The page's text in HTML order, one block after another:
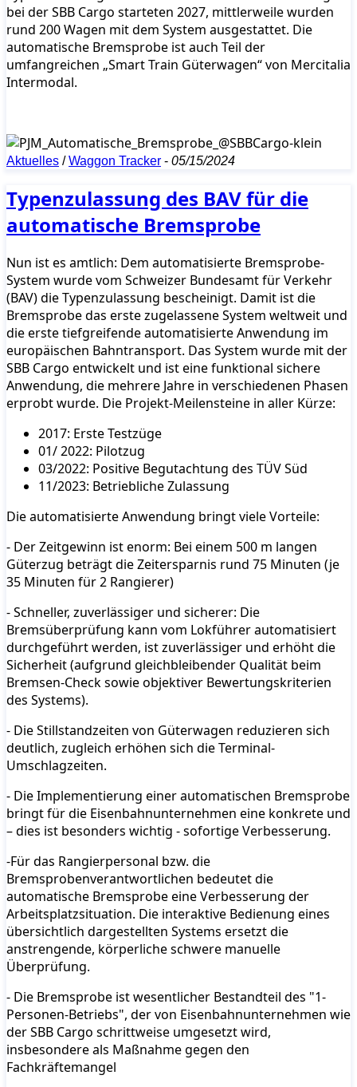
bei der SBB Cargo starteten 2027, mittlerweile wurden
rund 200 Wagen mit dem System ausgestattet. Die
automatische Bremsprobe ist auch Teil der
umfangreichen „Smart Train Güterwagen“ von Mercitalia
Intermodal.
Aktuelles /Waggon Tracker - 05/15/2024
Typenzulassung des BAV für die
automatische Bremsprobe
Nun ist es amtlich: Dem automatisierte Bremsprobe-
System wurde vom Schweizer Bundesamt für Verkehr
(BAV) die Typenzulassung bescheinigt. Damit ist die
Bremsprobe das erste zugelassene System weltweit und
die erste tiefgreifende automatisierte Anwendung im
europäischen Bahntransport. Das System wurde mit der
SBB Cargo entwickelt und ist eine funktional sichere
Anwendung, die mehrere Jahre in verschiedenen Phasen
erprobt wurde. Die Projekt-Meilensteine in aller Kürze:
2017: Erste Testzüge
01/ 2022: Pilotzug
03/2022: Positive Begutachtung des TÜV Süd
11/2023: Betriebliche Zulassung
Die automatisierte Anwendung bringt viele Vorteile:
- Der Zeitgewinn ist enorm: Bei einem 500 m langen
Güterzug beträgt die Zeitersparnis rund 75 Minuten (je
35 Minuten für 2 Rangierer)
- Schneller, zuverlässiger und sicherer: Die
Bremsüberprüfung kann vom Lokführer automatisiert
durchgeführt werden, ist zuverlässiger und erhöht die
Sicherheit (aufgrund gleichbleibender Qualität beim
Bremsen-Check sowie objektiver Bewertungskriterien
des Systems).
- Die Stillstandzeiten von Güterwagen reduzieren sich
deutlich, zugleich erhöhen sich die Terminal-
Umschlagzeiten.
- Die Implementierung einer automatischen Bremsprobe
bringt für die Eisenbahnunternehmen eine konkrete und
– dies ist besonders wichtig - sofortige Verbesserung.
-Für das Rangierpersonal bzw. die
Bremsprobenverantwortlichen bedeutet die
automatische Bremsprobe eine Verbesserung der
Arbeitsplatzsituation. Die interaktive Bedienung eines
übersichtlich dargestellten Systems ersetzt die
anstrengende, körperliche schwere manuelle
Überprüfung.
- Die Bremsprobe ist wesentlicher Bestandteil des "1-
Personen-Betriebs", der von Eisenbahnunternehmen wie
der SBB Cargo schrittweise umgesetzt wird,
insbesondere als Maßnahme gegen den
Fachkräftemangel